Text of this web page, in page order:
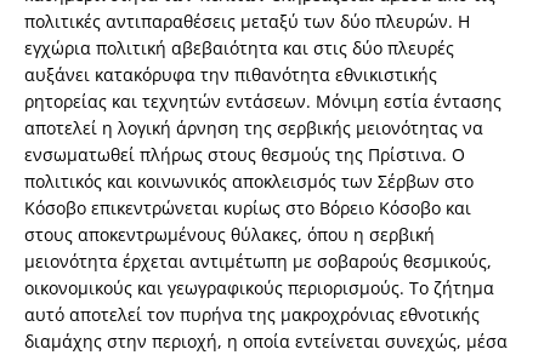
πολιτικές αντιπαραθέσεις μεταξύ των δύο πλευρών. Η
εγχώρια πολιτική αβεβαιότητα και στις δύο πλευρές
αυξάνει κατακόρυφα την πιθανότητα εθνικιστικής
ρητορείας και τεχνητών εντάσεων. Μόνιμη εστία έντασης
αποτελεί η λογική άρνηση της σερβικής μειονότητας να
ενσωματωθεί πλήρως στους θεσμούς της Πρίστινα. Ο
πολιτικός και κοινωνικός αποκλεισμός των Σέρβων στο
Κόσοβο επικεντρώνεται κυρίως στο Βόρειο Κόσοβο και
στους αποκεντρωμένους θύλακες, όπου η σερβική
μειονότητα έρχεται αντιμέτωπη με σοβαρούς θεσμικούς,
οικονομικούς και γεωγραφικούς περιορισμούς. Το ζήτημα
αυτό αποτελεί τον πυρήνα της μακροχρόνιας εθνοτικής
διαμάχης στην περιοχή, η οποία εντείνεται συνεχώς, μέσα